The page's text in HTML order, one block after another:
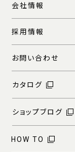
会社情報
採用情報
お問い合わせ
カタログ
ショップブログ
HOW TO